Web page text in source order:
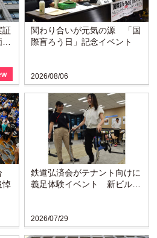
証
2026/08/06
関わり合いが元気の源 「国
際盲ろう日」記念イベント
悼
2026/07/29
鉄道弘済会がテナント向けに
義足体験イベント 新ビルの